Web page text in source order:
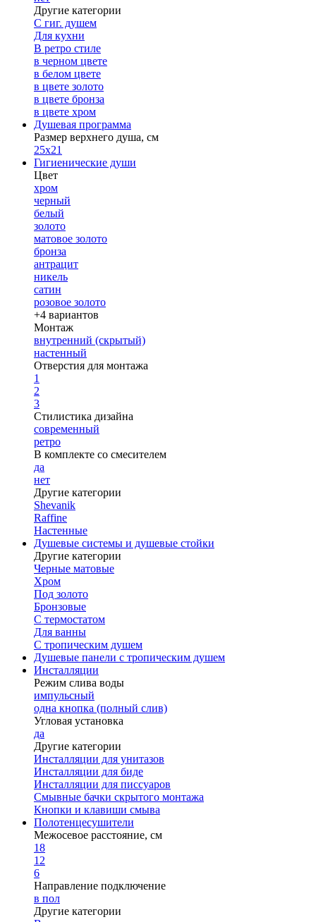
Другие категории
С гиг. душем
Для кухни
В ретро стиле
в черном цвете
в белом цвете
в цвете золото
в цвете бронза
в цвете хром
Душевая программа
Размер верхнего душа, см
25х21
Гигиенические души
Цвет
хром
черный
белый
золото
матовое золото
бронза
антрацит
никель
сатин
розовое золото
+4 вариантов
Монтаж
внутренний (скрытый)
настенный
Отверстия для монтажа
1
2
3
Стилистика дизайна
современный
ретро
В комплекте со смесителем
да
нет
Другие категории
Shevanik
Raffine
Настенные
Душевые системы и душевые стойки
Другие категории
Черные матовые
Хром
Под золото
Бронзовые
С термостатом
Для ванны
С тропическим душем
Душевые панели с тропическим душем
Инсталляции
Режим слива воды
импульсный
одна кнопка (полный слив)
Угловая установка
да
Другие категории
Инсталляции для унитазов
Инсталляции для биде
Инсталляции для писсуаров
Смывные бачки скрытого монтажа
Кнопки и клавиши смыва
Полотенцесушители
Межосевое расстояние, см
18
12
6
Направление подключение
в пол
Другие категории